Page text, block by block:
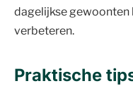
dagelijkse gewoonten
verbeteren.
Praktische